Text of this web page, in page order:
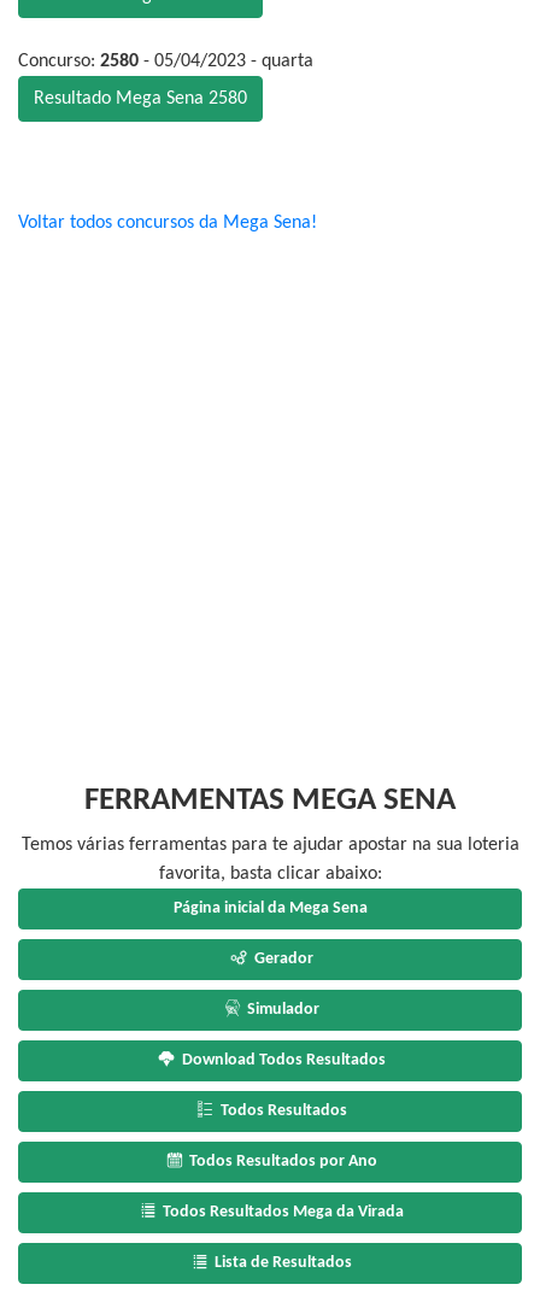
Concurso: 2580 - 05/04/2023 - quarta
Resultado Mega Sena 2580
Voltar todos concursos da Mega Sena!
FERRAMENTAS MEGA SENA
Temos várias ferramentas para te ajudar apostar na sua loteria
favorita, basta clicar abaixo:
Página inicial da Mega Sena
Gerador
Simulador
Download Todos Resultados
Todos Resultados
Todos Resultados por Ano
Todos Resultados Mega da Virada
Lista de Resultados